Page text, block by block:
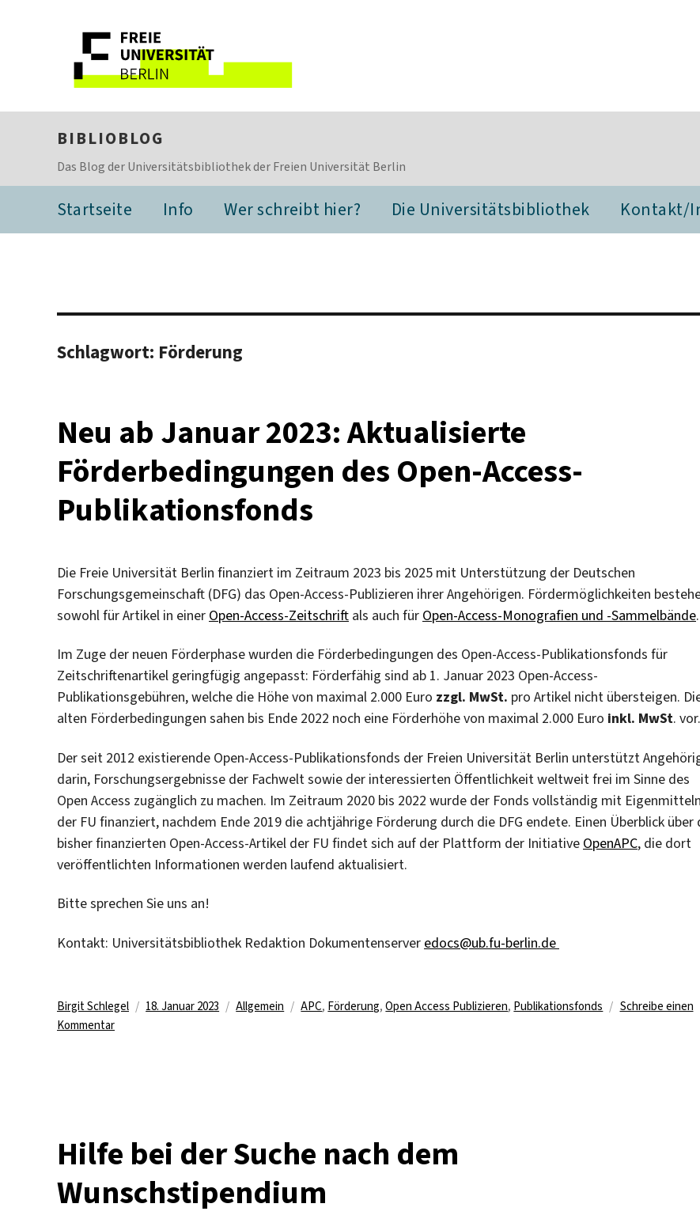
BIBLIOBLOG
Das Blog der Universitätsbibliothek der Freien Universität Berlin
Startseite Info Wer schreibt hier? Die Universitätsbibliothek Kontakt/
Schlagwort: Förderung
Neu ab Januar 2023: Aktualisierte
Förderbedingungen des Open-Access-
Publikationsfonds
Die Freie Universität Berlin finanziert im Zeitraum 2023 bis 2025 mit Unterstützung der Deutschen
Forschungsgemeinschaft (DFG) das Open-Access-Publizieren ihrer Angehörigen. Fördermöglichkeiten
sowohl für Artikel in einer Open-Access-Zeitschrift als auch für Open-Access-Monografien und -Sammelbände.
Im Zuge der neuen Förderphase wurden die Förderbedingungen des Open-Access-Publikationsfonds für
Zeitschriftenartikel geringfügig angepasst: Förderfähig sind ab 1. Januar 2023 Open-Access-
Publikationsgebühren, welche die Höhe von maximal 2.000 Euro zzgl. MwSt. pro Artikel nicht übersteigen.
alten Förderbedingungen sahen bis Ende 2022 noch eine Förderhöhe von maximal 2.000 Euro inkl. MwSt. vor.
Der seit 2012 existierende Open-Access-Publikationsfonds der Freien Universität Berlin unterstützt
darin, Forschungsergebnisse der Fachwelt sowie der interessierten Öffentlichkeit weltweit frei im Sinne des
Open Access zugänglich zu machen. Im Zeitraum 2020 bis 2022 wurde der Fonds vollständig mit Eigenmitteln
der FU finanziert, nachdem Ende 2019 die achtjährige Förderung durch die DFG endete. Einen Überblick über
bisher finanzierten Open-Access-Artikel der FU findet sich auf der Plattform der Initiative OpenAPC, die dort
veröffentlichten Informationen werden laufend aktualisiert.
Bitte sprechen Sie uns an!
Kontakt: Universitätsbibliothek Redaktion Dokumentenserver edocs@ub.fu-berlin.de
Autor
Birgit Schlegel
Veröffentlicht
18. Januar 2023 Kategorien
Allgemein Schlagwörter
APC, Förderung,Open Access Publizieren, Publikationsfonds
Schreibe einen
Kommentarzu
Förderbedingungen
des
Access-
Hilfe bei der Suche nach dem
Wunschstipendium